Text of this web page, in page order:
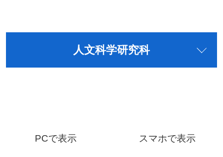
人文科学研究科
PCで表示 スマホで表示